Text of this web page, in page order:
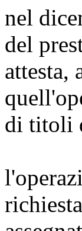
nel
del
attesta,
di titoli